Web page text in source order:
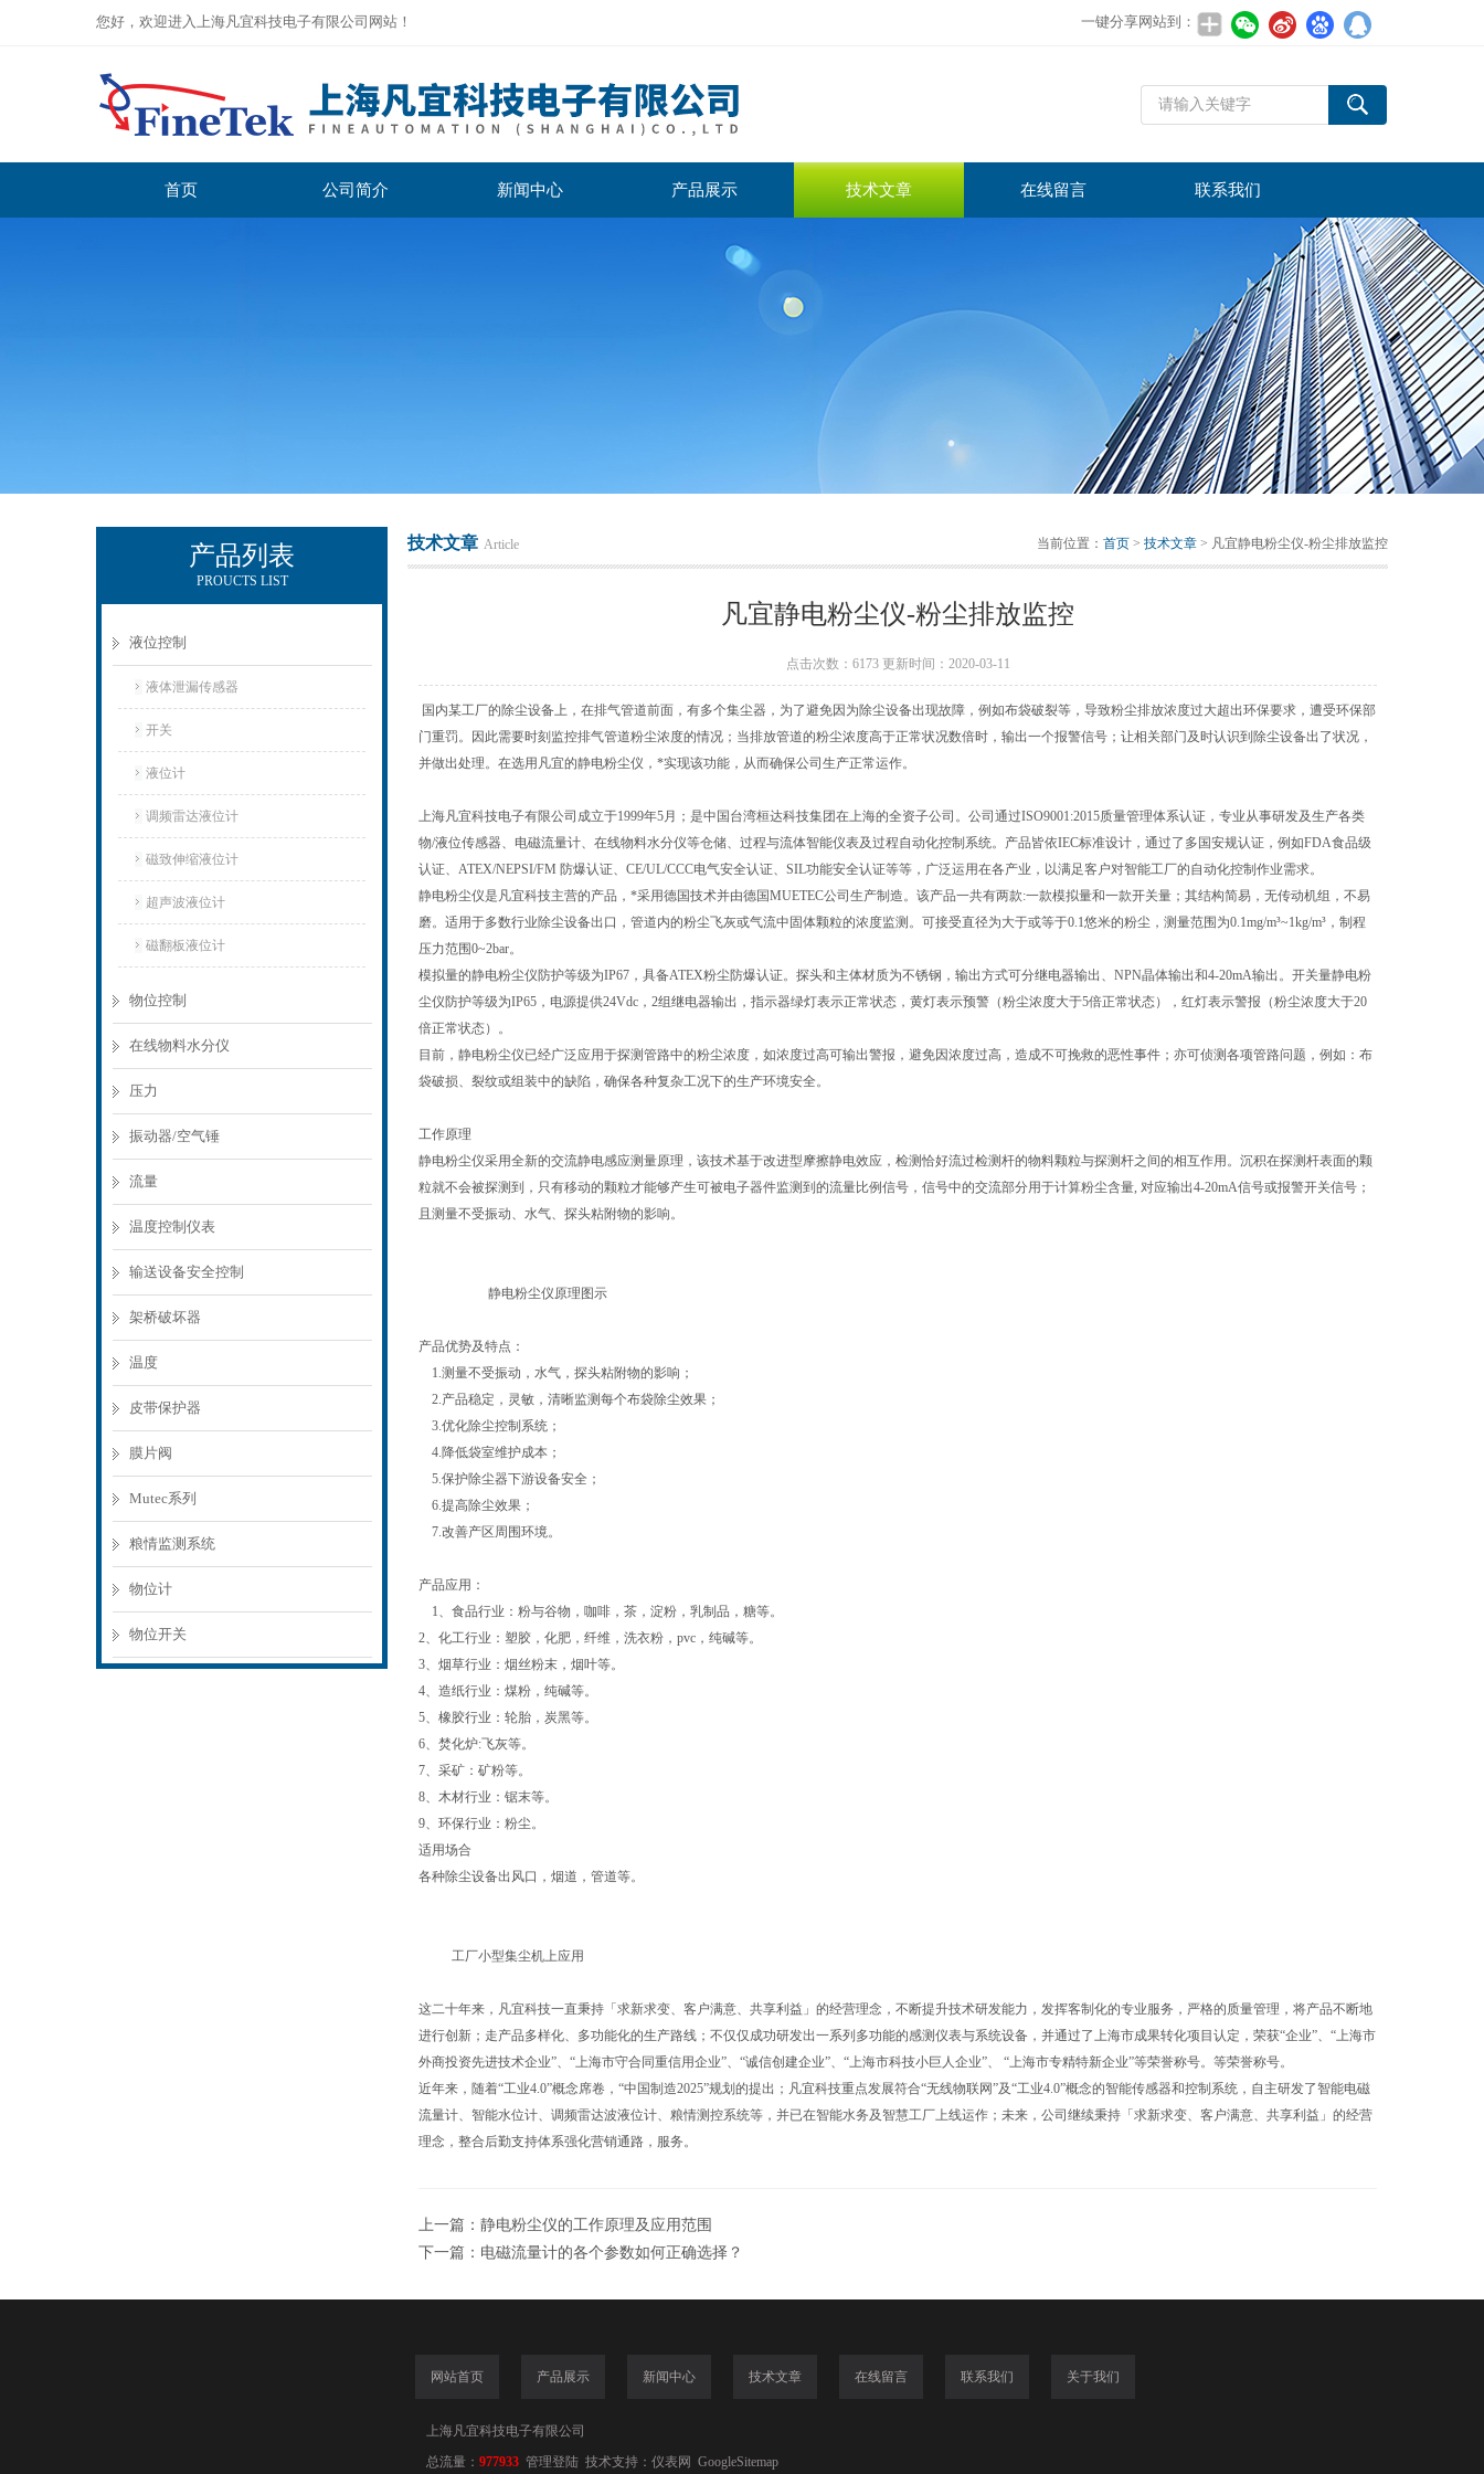
您好，欢迎进入上海凡宜科技电子有限公司网站！ 一键分享网站到：
首页 公司简介 新闻中心 产品展示 技术文章 在线留言 联系我们
产品列表
PROUCTS LIST
液位控制
液体泄漏传感器
开关
液位计
调频雷达液位计
磁致伸缩液位计
超声波液位计
磁翻板液位计
物位控制
在线物料水分仪
压力
振动器/空气锤
流量
温度控制仪表
输送设备安全控制
架桥破坏器
温度
皮带保护器
膜片阀
Mutec系列
粮情监测系统
物位计
物位开关
技术文章 Article 当前位置： 首页 > 技术文章 > 凡宜静电粉尘仪-粉尘排放监控
凡宜静电粉尘仪-粉尘排放监控
点击次数：6173 更新时间：2020-03-11
国内某工厂的除尘设备上，在排气管道前面，有多个集尘器，为了避免因为除尘设备出现故障，例如布袋破裂等，导致粉尘排放浓度过大超出环保要求，遭受环保部
门重罚。因此需要时刻监控排气管道粉尘浓度的情况；当排放管道的粉尘浓度高于正常状况数倍时，输出一个报警信号；让相关部门及时认识到除尘设备出了状况，
并做出处理。在选用凡宜的静电粉尘仪，*实现该功能，从而确保公司生产正常运作。
上海凡宜科技电子有限公司成立于1999年5月；是中国台湾桓达科技集团在上海的全资子公司。公司通过ISO9001:2015质量管理体系认证，专业从事研发及生产各类
物/液位传感器、电磁流量计、在线物料水分仪等仓储、过程与流体智能仪表及过程自动化控制系统。产品皆依IEC标准设计，通过了多国安规认证，例如FDA食品级
认证、ATEX/NEPSI/FM 防爆认证、CE/UL/CCC电气安全认证、SIL功能安全认证等等，广泛运用在各产业，以满足客户对智能工厂的自动化控制作业需求。
静电粉尘仪是凡宜科技主营的产品，*采用德国技术并由德国MUETEC公司生产制造。该产品一共有两款:一款模拟量和一款开关量；其结构简易，无传动机组，不易
磨。适用于多数行业除尘设备出口，管道内的粉尘飞灰或气流中固体颗粒的浓度监测。可接受直径为大于或等于0.1悠米的粉尘，测量范围为0.1mg/m³~1kg/m³，制程
压力范围0~2bar。
模拟量的静电粉尘仪防护等级为IP67，具备ATEX粉尘防爆认证。探头和主体材质为不锈钢，输出方式可分继电器输出、NPN晶体输出和4-20mA输出。开关量静电粉
尘仪防护等级为IP65，电源提供24Vdc，2组继电器输出，指示器绿灯表示正常状态，黄灯表示预警（粉尘浓度大于5倍正常状态），红灯表示警报（粉尘浓度大于20
倍正常状态）。
目前，静电粉尘仪已经广泛应用于探测管路中的粉尘浓度，如浓度过高可输出警报，避免因浓度过高，造成不可挽救的恶性事件；亦可侦测各项管路问题，例如：布
袋破损、裂纹或组装中的缺陷，确保各种复杂工况下的生产环境安全。
工作原理
静电粉尘仪采用全新的交流静电感应测量原理，该技术基于改进型摩擦静电效应，检测恰好流过检测杆的物料颗粒与探测杆之间的相互作用。沉积在探测杆表面的颗
粒就不会被探测到，只有移动的颗粒才能够产生可被电子器件监测到的流量比例信号，信号中的交流部分用于计算粉尘含量, 对应输出4-20mA信号或报警开关信号；
且测量不受振动、水气、探头粘附物的影响。
静电粉尘仪原理图示
产品优势及特点：
1.测量不受振动，水气，探头粘附物的影响；
2.产品稳定，灵敏，清晰监测每个布袋除尘效果；
3.优化除尘控制系统；
4.降低袋室维护成本；
5.保护除尘器下游设备安全；
6.提高除尘效果；
7.改善产区周围环境。
产品应用：
1、食品行业：粉与谷物，咖啡，茶，淀粉，乳制品，糖等。
2、化工行业：塑胶，化肥，纤维，洗衣粉，pvc，纯碱等。
3、烟草行业：烟丝粉末，烟叶等。
4、造纸行业：煤粉，纯碱等。
5、橡胶行业：轮胎，炭黑等。
6、焚化炉:飞灰等。
7、采矿：矿粉等。
8、木材行业：锯末等。
9、环保行业：粉尘。
适用场合
各种除尘设备出风口，烟道，管道等。
工厂小型集尘机上应用
这二十年来，凡宜科技一直秉持「求新求变、客户满意、共享利益」的经营理念，不断提升技术研发能力，发挥客制化的专业服务，严格的质量管理，将产品不断地
进行创新；走产品多样化、多功能化的生产路线；不仅仅成功研发出一系列多功能的感测仪表与系统设备，并通过了上海市成果转化项目认定，荣获“企业”、“上海市
外商投资先进技术企业”、“上海市守合同重信用企业”、“诚信创建企业”、“上海市科技小巨人企业”、 “上海市专精特新企业”等荣誉称号。等荣誉称号。
近年来，随着“工业4.0”概念席卷，“中国制造2025”规划的提出；凡宜科技重点发展符合“无线物联网”及“工业4.0”概念的智能传感器和控制系统，自主研发了智能电磁
流量计、智能水位计、调频雷达波液位计、粮情测控系统等，并已在智能水务及智慧工厂上线运作；未来，公司继续秉持「求新求变、客户满意、共享利益」的经营
理念，整合后勤支持体系强化营销通路，服务。
上一篇： 静电粉尘仪的工作原理及应用范围
下一篇： 电磁流量计的各个参数如何正确选择？
网站首页 产品展示 新闻中心 技术文章 在线留言 联系我们 关于我们
上海凡宜科技电子有限公司
总流量： 977933 管理登陆 技术支持： 仪表网 GoogleSitemap